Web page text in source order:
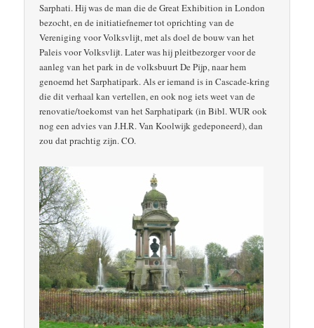
Sarphati. Hij was de man die de Great Exhibition in London
bezocht, en de initiatiefnemer tot oprichting van de
Vereniging voor Volksvlijt, met als doel de bouw van het
Paleis voor Volksvlijt. Later was hij pleitbezorger voor de
aanleg van het park in de volksbuurt De Pijp, naar hem
genoemd het Sarphatipark. Als er iemand is in Cascade-kring
die dit verhaal kan vertellen, en ook nog iets weet van de
renovatie/toekomst van het Sarphatipark (in Bibl. WUR ook
nog een advies van J.H.R. Van Koolwijk gedeponeerd), dan
zou dat prachtig zijn. CO.